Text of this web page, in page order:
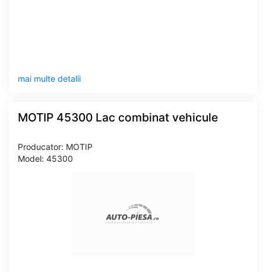
mai multe detalii
MOTIP 45300 Lac combinat vehicule
Producator: MOTIP
Model: 45300